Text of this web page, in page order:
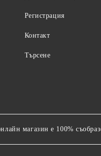
Регистрация
Контакт
Търсене
магазин е 100%